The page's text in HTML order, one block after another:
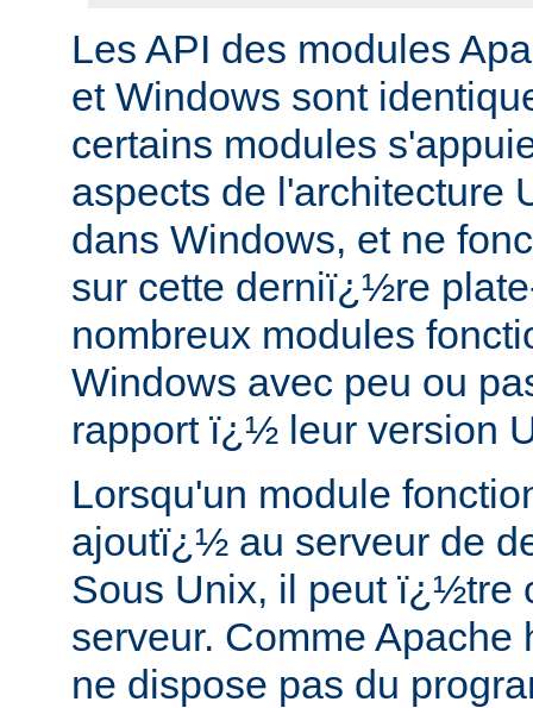
Les API des modules
et Windows sont
certains modules
aspects de l'architecture
dans Windows, et ne
sur cette derniï¿½re
nombreux modules
Windows avec peu ou
rapport ï¿½ leur version
Lorsqu'un module
ajoutï¿½ au serveur de
Sous Unix, il peut ï¿½tre
serveur. Comme Apache
ne dispose pas du